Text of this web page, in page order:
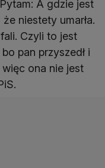
A gdzie jest
niestety umarła.
Czyli to jest
pan przyszedł i
więc ona nie jest